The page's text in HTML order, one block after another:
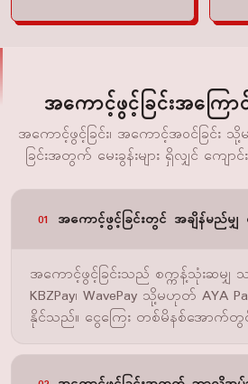
အကောင့်ဖွင့်ခြင်းအကြောင်
အကောင့်ဖွင့်ခြင်း၊ အကောင့်အဝင်ခြင်
ခြင်းအတွက် မေးခွန်းများ ရှိလျှင် ကျောင်
01 အကောင့်ဖွင့်ခြင်းတွင် အချိန်မည်
အကောင့်ဖွင့်ခြင်းသည် စက္ကန့်သုံးဆမ
KBZPay၊ WavePay သို့မဟုတ် AYA
နိုင်သည်။ ငွေကြေး တစ်မိနစ်အောက်တွ